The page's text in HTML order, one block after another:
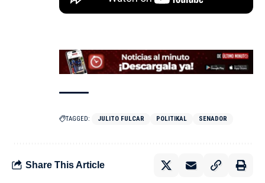
TAGGED: JULITO FULCAR POLITIKAL SENADOR
Share This Article